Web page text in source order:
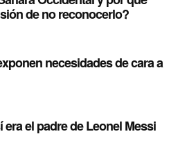
de no reconocerlo?
necesidades de cara a
el padre de Leonel Messi